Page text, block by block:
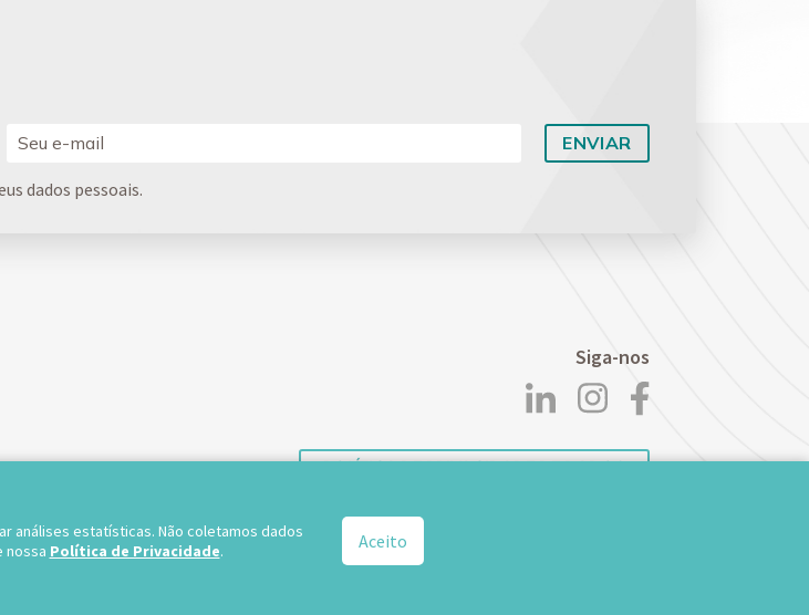
dados pessoais.
Siga-nos
POLÍTICA DE PRIVACIDADE DE DADOS
TRABALHE CONOSCO
análises estatísticas. Não coletamos dados
nossa Política de Privacidade. Aceito